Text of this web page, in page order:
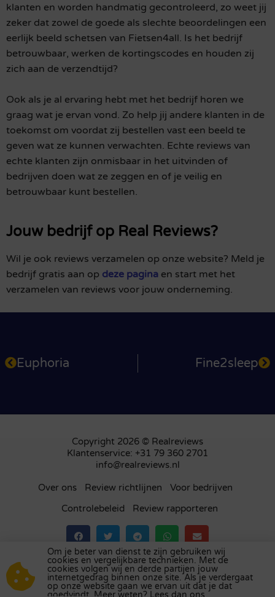
klanten en worden handmatig gecontroleerd, zo weet jij
zeker dat zowel de goede als slechte beoordelingen een
eerlijk beeld schetsen van Fietsen4all. Is het bedrijf
betrouwbaar, werken de kortingscodes en houden zij
zich aan de verzendtijd?
Ook als je al ervaring hebt met het bedrijf horen we
graag wat je ervan vond. Zo help jij andere klanten in de
toekomst om voordat zij bestellen vast een beeld te
geven wat ze kunnen verwachten. Echte reviews van
echte klanten zijn onmisbaar in het uitvinden of
bedrijven doen wat ze zeggen en of je veilig en
betrouwbaar kunt bestellen.
Jouw bedrijf op Real Reviews?
Wil je ook reviews verzamelen op onze website? Meld je
bedrijf gratis aan op deze pagina en start met het
verzamelen van reviews voor jouw onderneming.
Euphoria Fine2sleep
Copyright 2026 © Realreviews
Klantenservice: +31 79 360 2701
info@realreviews.nl
Over ons Review richtlijnen
Voor bedrijven
Controlebeleid
Review rapporteren
Bezoek ons review platform inhet Verenigd
Koninkrijk,Frankrijk,Duitsland ,België,Spanje,
Om je beter van dienst te zijn gebruiken wij
cookies en vergelijkbare technieken. Met de
cookies volgen wij en derde partijen jouw
internetgedrag binnen onze site. Als je verdergaat
op onze website gaan we ervan uit dat je dat
goedvindt. Meer weten? Lees dan ons